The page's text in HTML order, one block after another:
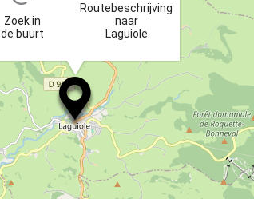
Zoek in
de buurt
Routebeschrijving
naar
Laguiole